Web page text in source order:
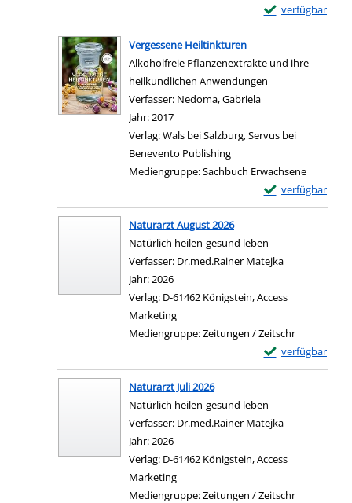
verfügbar
Exemplar-
Vergessene Heiltinkturen
Alkoholfreie Pflanzenextrakte und ihre
heilkundlichen Anwendungen
Verfasser: Nedoma, Gabriela
Jahr:2017
Verlag:Wals bei Salzburg, Servus bei
Benevento Publishing
Mediengruppe:Sachbuch Erwachsene
verfügbar
Exemplar-Details
Naturarzt August 2026
Natürlich heilen-gesund leben
Verfasser: Dr.med.Rainer Matejka
Jahr:2026
Verlag: D-61462 Königstein, Access
Marketing
Mediengruppe:Zeitungen / Zeitschr
verfügbar
Exemplar-Details
Naturarzt Juli 2026
Natürlich heilen-gesund leben
Verfasser: Dr.med.Rainer Matejka
Jahr:2026
Verlag: D-61462 Königstein, Access
Marketing
Mediengruppe:Zeitungen / Zeitschr